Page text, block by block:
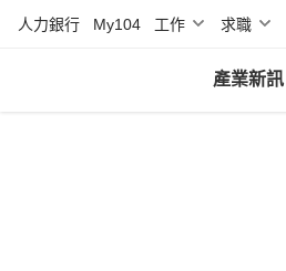
人力銀行 My104 工作 求職
產業新訊